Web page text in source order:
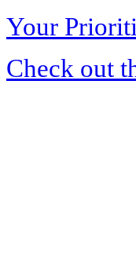
Your
Check out